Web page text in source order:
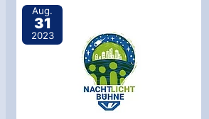
Aug.
31
2023